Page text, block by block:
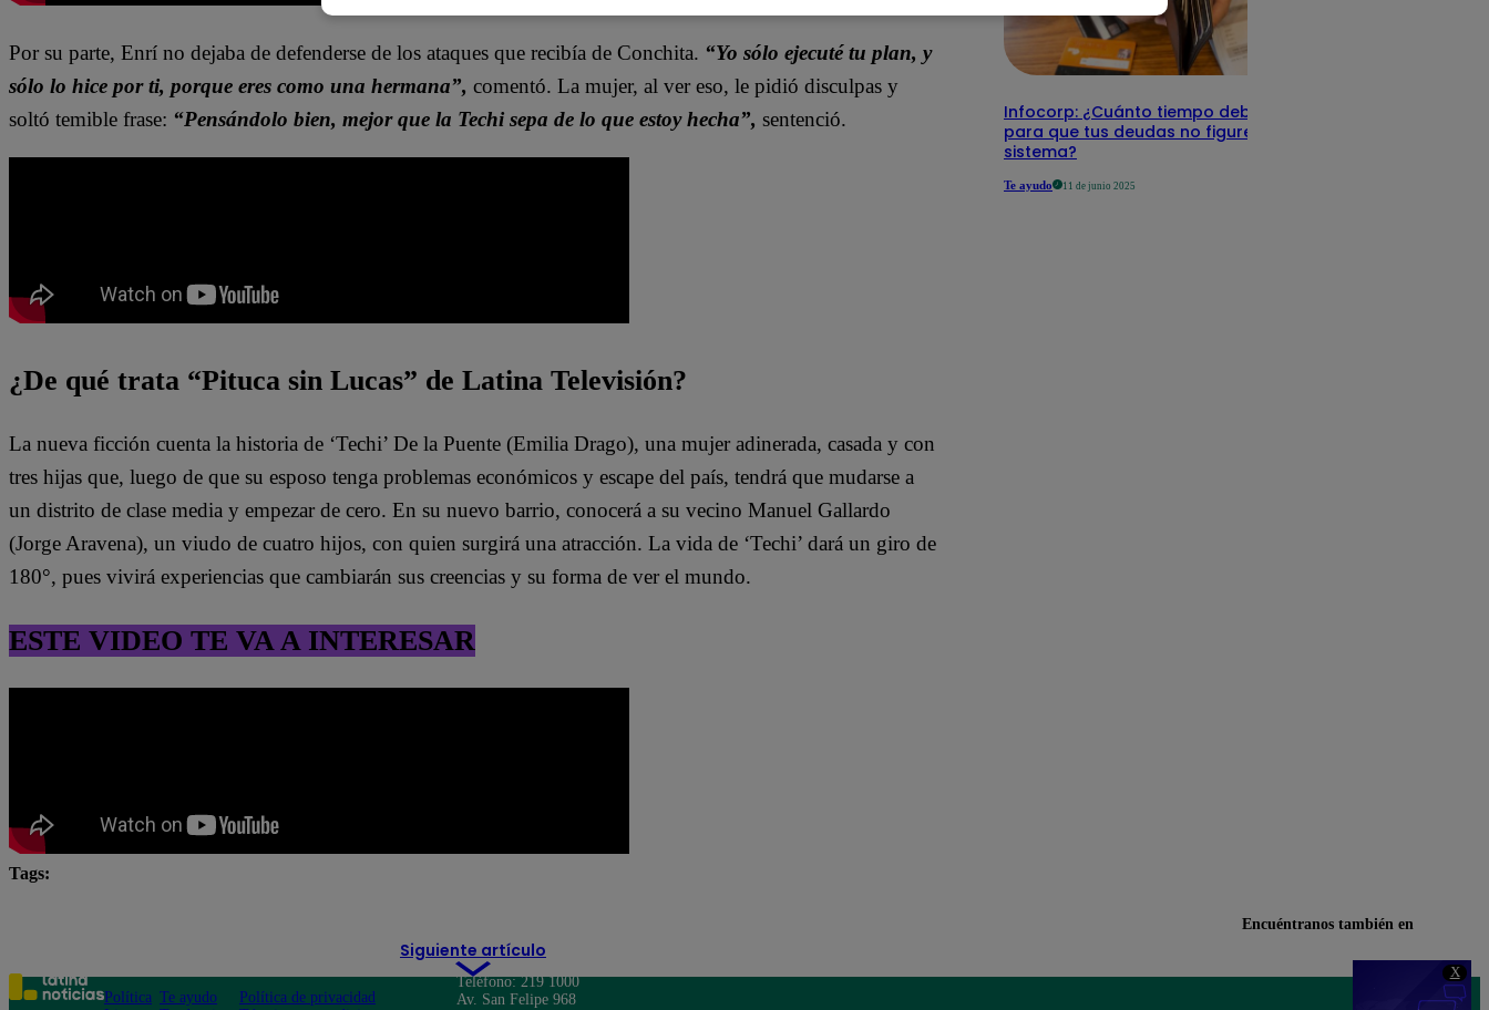
X
Por su parte, Enrí no dejaba de defenderse de los ataques que recibía de Conchita. “Yo sólo ejecuté tu plan, y
sólo lo hice por ti, porque eres como una hermana”, comentó. La mujer, al ver eso, le pidió disculpas y
soltó temible frase: “Pensándolo bien, mejor que la Techi sepa de lo que estoy hecha”, sentenció.
¿De qué trata “Pituca sin Lucas” de Latina Televisión?
La nueva ficción cuenta la historia de ‘Techi’ De la Puente (Emilia Drago), una mujer adinerada, casada y con
tres hijas que, luego de que su esposo tenga problemas económicos y escape del país, tendrá que mudarse a
un distrito de clase media y empezar de cero. En su nuevo barrio, conocerá a su vecino Manuel Gallardo
(Jorge Aravena), un viudo de cuatro hijos, con quien surgirá una atracción. La vida de ‘Techi’ dará un giro de
180°, pues vivirá experiencias que cambiarán sus creencias y su forma de ver el mundo.
ESTE VIDEO TE VA A INTERESAR
Tags:
Siguiente artículo
Infocorp: ¿Cuánto tiempo debe pasar
para que tus deudas no figuren en su
sistema?
Te ayudo 11 de junio 2025
Encuéntranos también en
Política Te ayudo
Política de privacidad
Teléfono: 219 1000
Av. San Felipe 968